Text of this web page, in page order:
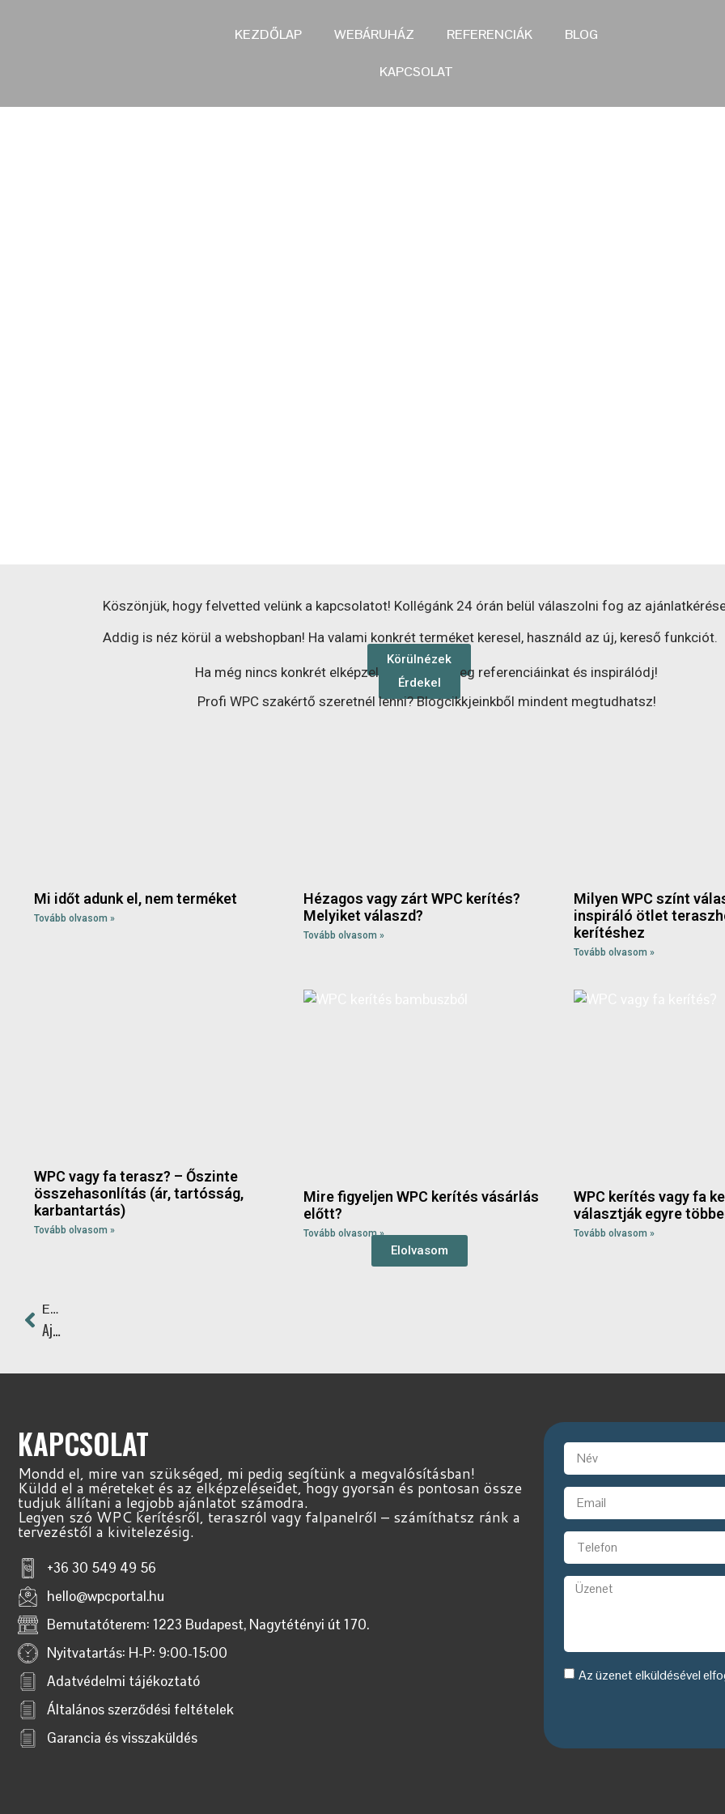
KEZDŐLAP WEBÁRUHÁZ REFERENCIÁK BLOG
KAPCSOLAT
Köszönjük, hogy felvetted velünk a kapcsolatot! Kollégánk 24 órán belül válaszolni fog az
Addig is néz körül a webshopban! Ha valami konkrét terméket keresel, használd az új, kereső funkciót.
Körülnézek
Ha még nincs konkrét elképzelésed, nézd meg referenciáinkat és inspirálódj!
Érdekel
Profi WPC szakértő szeretnél lenni? Blogcikkjeinkből mindent megtudhatsz!
Mi időt adunk el, nem terméket
Tovább olvasom »
Hézagos vagy zárt WPC kerítés?
Melyiket válaszd?
Tovább olvasom »
Milyen WPC színt
inspiráló ötlet
kerítéshez
Tovább olvasom »
WPC vagy fa terasz? – Őszinte
összehasonlítás (ár, tartósság,
karbantartás)
Tovább olvasom »
Mire figyeljen WPC kerítés vásárlás
előtt?
Tovább olvasom »
WPC kerítés vagy fa
választják egyre
Tovább olvasom »
Elolvasom
ELŐZŐ
Ajánlatkérés
KAPCSOLAT
Mondd el, mire van szükséged, mi pedig segítünk a megvalósításban!
Küldd el a méreteket és az elképzeléseidet, hogy gyorsan és pontosan össze
tudjuk állítani a legjobb ajánlatot számodra.
Legyen szó WPC kerítésről, teraszról vagy falpanelről – számíthatsz ránk a
tervezéstől a kivitelezésig.
+36 30 549 49 56
hello@wpcportal.hu
Bemutatóterem: 1223 Budapest, Nagytétényi út 170.
Nyitvatartás: H-P: 9:00-15:00
Adatvédelmi tájékoztató
Általános szerződési feltételek
Garancia és visszaküldés
Az üzenet elküldésével